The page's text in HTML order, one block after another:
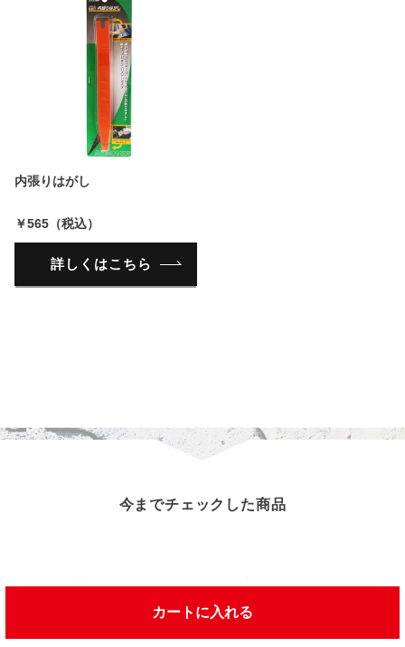
カートに入れる
内張りはがし
￥565（税込）
詳しくはこちら
今までチェックした商品
この商品を見た人は、こんな商品を見ています